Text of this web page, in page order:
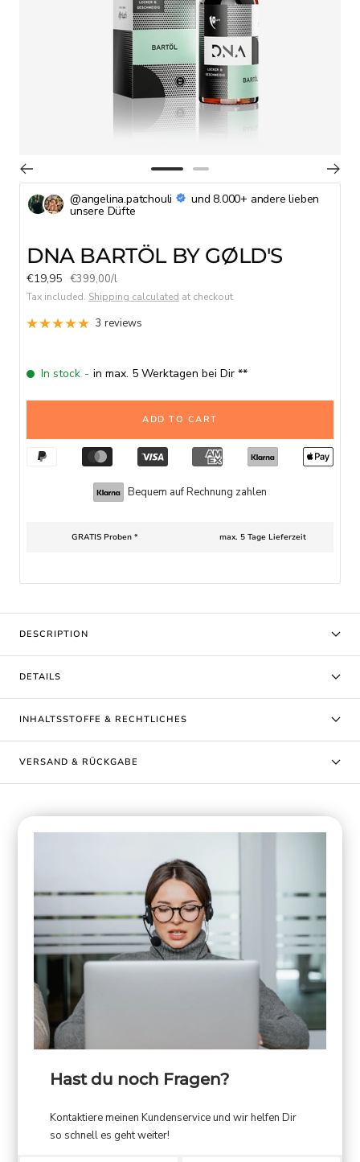
to
to
@angelina.patchouli und 8.000+ andere lieben
unsere Düfte
DNA BARTÖL BY GØLD'S
Sale
price
€19,95 €399,00/l
Tax included. Shipping calculated at checkout
3 reviews
In stock - in max. 5 Werktagen bei Dir **
ADD TO CART
Bequem auf Rechnung zahlen
GRATIS Proben * max. 5 Tage Lieferzeit
DESCRIPTION
DETAILS
INHALTSSTOFFE & RECHTLICHES
VERSAND & RÜCKGABE
Hast du noch Fragen?
Kontaktiere meinen Kundenservice und wir helfen Dir
so schnell es geht weiter!